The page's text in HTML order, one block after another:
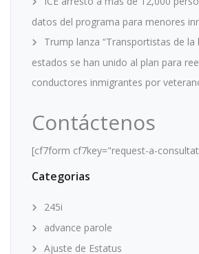
datos del programa para menores
Trump lanza “Transportistas de la
estados se han unido al plan para
conductores inmigrantes por
Contáctenos
[cf7form cf7key="request-a-
Categorias
245i
advance parole
Ajuste de Estatus